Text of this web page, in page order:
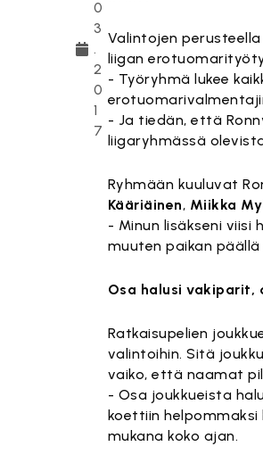
0
3
.
2
0
1
7
Valintojen
liigan
- Työryhmä lukee
- Ja tiedän, että
liigaryhmässä
Ryhmään kuuluvat
Kääriäinen, Miikka
- Minun lisäkseni viisi
muuten paikan
Osa halusi vakiparit,
Ratkaisupelien
valintoihin. Sitä
vaiko, että naamat
- Osa joukkueista
koettiin
mukana koko ajan.